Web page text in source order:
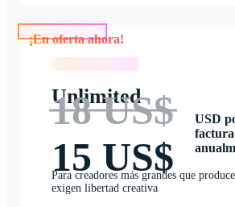
Unlimited
18 US$
15 US$
USD
Para creadores más grandes que
exigen libertad creativa